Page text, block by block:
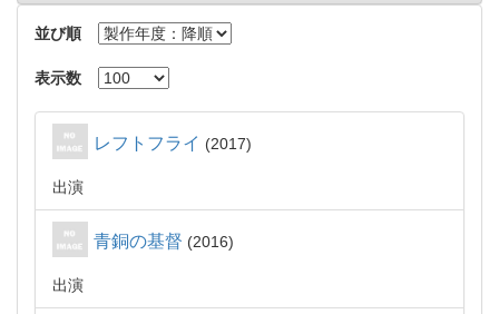
並び順
表示数
レフトフライ 2017
出演
青銅の基督 2016
出演